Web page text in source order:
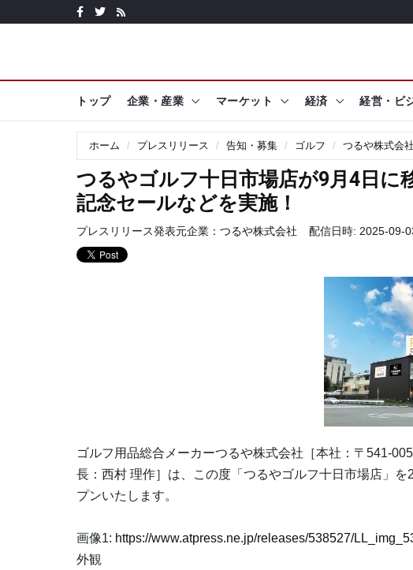
トップ 企業・産業 マーケット 経済 経営・ビ
ホーム プレスリリース 告知・募集 ゴルフ つるや株式会社
つるやゴルフ十日市場店が9月4日に
記念セールなどを実施！
プレスリリース発表元企業： つるや株式会社 配信日時: 2025-09-
ゴルフ用品総合メーカーつるや株式会社［本社：〒541-
長：西村 理作］は、この度「つるやゴルフ十日市場店」
プンいたします。
画像1: https://www.atpress.ne.jp/releases/538527/
外観